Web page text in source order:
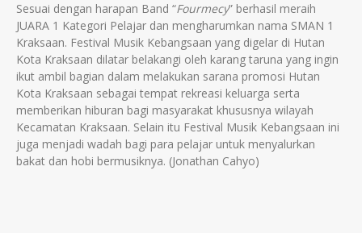
Sesuai dengan harapan Band “Fourmecy” berhasil meraih
JUARA 1 Kategori Pelajar dan mengharumkan nama SMAN 1
Kraksaan. Festival Musik Kebangsaan yang digelar di Hutan
Kota Kraksaan dilatar belakangi oleh karang taruna yang ingin
ikut ambil bagian dalam melakukan sarana promosi Hutan
Kota Kraksaan sebagai tempat rekreasi keluarga serta
memberikan hiburan bagi masyarakat khususnya wilayah
Kecamatan Kraksaan. Selain itu Festival Musik Kebangsaan ini
juga menjadi wadah bagi para pelajar untuk menyalurkan
bakat dan hobi bermusiknya. (Jonathan Cahyo)